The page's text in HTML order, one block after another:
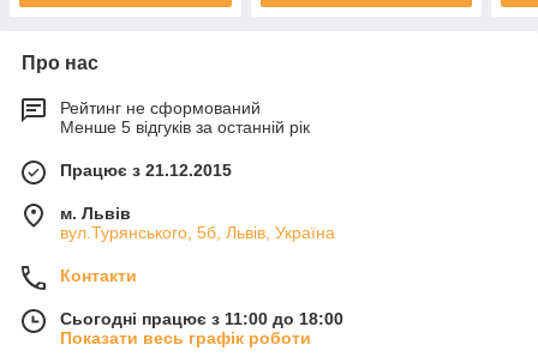
Про нас
Рейтинг не сформований
Менше 5 відгуків за останній рік
Працює з 21.12.2015
м. Львів
вул.Турянського, 5б, Львів, Україна
Контакти
Сьогодні працює з 11:00 до 18:00
Показати весь графік роботи